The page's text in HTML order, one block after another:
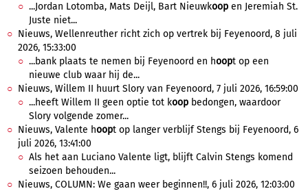
...Jordan Lotomba, Mats Deijl, Bart Nieuwkoop en Jeremiah St.
Juste niet...
Nieuws, Wellenreuther richt zich op vertrek bij Feyenoord, 8 juli
2026, 15:33:00
...bank plaats te nemen bij Feyenoord en hoopt op een
nieuwe club waar hij de...
Nieuws, Willem II huurt Slory van Feyenoord, 7 juli 2026, 16:59:00
...heeft Willem II geen optie tot koop bedongen, waardoor
Slory volgende zomer...
Nieuws, Valente hoopt op langer verblijf Stengs bij Feyenoord, 6
juli 2026, 13:41:00
Als het aan Luciano Valente ligt, blijft Calvin Stengs komend
seizoen behouden...
Nieuws, COLUMN: We gaan weer beginnen!!, 6 juli 2026, 12:03:00